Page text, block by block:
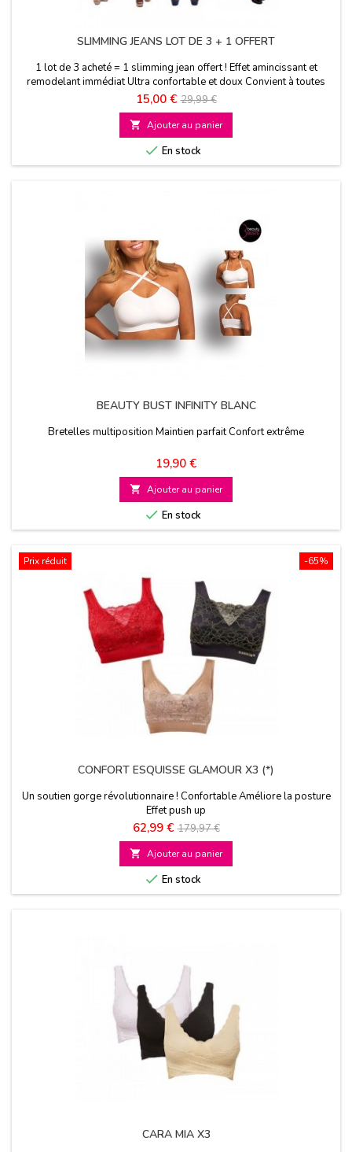
SLIMMING JEANS LOT DE 3 + 1 OFFERT
1 lot de 3 acheté = 1 slimming jean offert ! Effet amincissant et
remodelant immédiat Ultra confortable et doux Convient à toutes
les morphologies
Prix
15,00 € Prix
de
base
29,99 €
 Ajouter au panier
 En stock
BEAUTY BUST INFINITY BLANC
Bretelles multiposition Maintien parfait Confort extrême
Prix
19,90 €
 Ajouter au panier
 En stock
-65%
Prix réduit
CONFORT ESQUISSE GLAMOUR X3 (*)
Un soutien gorge révolutionnaire ! Confortable Améliore la posture
Effet push up
Prix
62,99 € Prix
de
base
179,97 €
 Ajouter au panier
 En stock
CARA MIA X3